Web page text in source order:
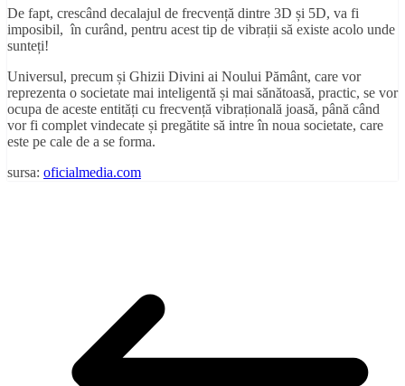
De fapt, crescând decalajul de frecvență dintre 3D și 5D, va fi
imposibil, în curând, pentru acest tip de vibrații să existe acolo unde
sunteți!
Universul, precum și Ghizii Divini ai Noului Pământ, care vor
reprezenta o societate mai inteligentă și mai sănătoasă, practic, se vor
ocupa de aceste entități cu frecvență vibrațională joasă, până când
vor fi complet vindecate și pregătite să intre în noua societate, care
este pe cale de a se forma.
sursa: oficialmedia.com